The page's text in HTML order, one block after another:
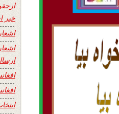
خبر
اشعار